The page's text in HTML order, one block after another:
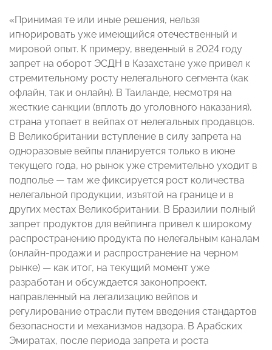
«Принимая те или иные решения, нельзя
игнорировать уже имеющийся отечественный и
мировой опыт. К примеру, введенный в 2024 году
запрет на оборот ЭСДН в Казахстане уже привел к
стремительному росту нелегального сегмента (как
офлайн, так и онлайн). В Таиланде, несмотря на
жесткие санкции (вплоть до уголовного наказания),
страна утопает в вейпах от нелегальных продавцов.
В Великобритании вступление в силу запрета на
одноразовые вейпы планируется только в июне
текущего года, но рынок уже стремительно уходит в
подполье — там же фиксируется рост количества
нелегальной продукции, изъятой на границе и в
других местах Великобритании. В Бразилии полный
запрет продуктов для вейпинга привел к широкому
распространению продукта по нелегальным каналам
(онлайн-продажи и распространение на черном
рынке) — как итог, на текущий момент уже
разработан и обсуждается законопроект,
направленный на легализацию вейпов и
регулирование отрасли путем введения стандартов
безопасности и механизмов надзора. В Арабских
Эмиратах, после периода запрета и роста